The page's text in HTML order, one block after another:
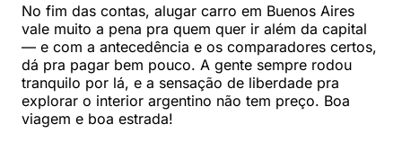
No fim das contas, alugar carro em Buenos Aires
vale muito a pena pra quem quer ir além da capital
— e com a antecedência e os comparadores certos,
dá pra pagar bem pouco. A gente sempre rodou
tranquilo por lá, e a sensação de liberdade pra
explorar o interior argentino não tem preço. Boa
viagem e boa estrada!